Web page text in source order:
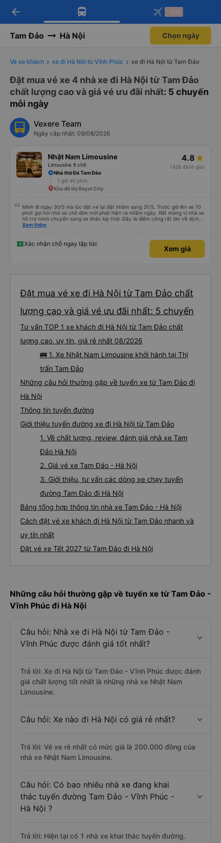
Tải app Vexere ngay!
Nhận ưu đãi thành viên độc
Mở app
Tải app Vexere
-30k/ghế khi đặt vé máy bay qua
Mở app
arrow_back -30k
Tam Đảo Hà Nội Chọn ngày
Vé xe khách xe đi Hà Nội từ Vĩnh Phúc xe đi Hà Nội từ Tam Đảo
Đặt mua vé xe 4 nhà xe đi Hà Nội từ Tam Đảo
chất lượng cao và giá vé ưu đãi nhất: 5 chuyến
mỗi ngày
Vexere Team
Ngày cập nhật: 09/08/2026
Nhật Nam Limousine
Limousine 9 chỗ
4.8
(428 đánh giá)
Nhà thờ Đá Tam Đảo
1 giờ 40 phút
Khu đô thị Royal City
Mình đi ngày 30/5 mà lúc đặt vé lại đặt nhầm sang 31/5. Trước giờ lên xe 10
phút gọi hỏi nhà xe chỗ đón mới phát hiện ra nhầm ngày. Rất mừng vì nhà xe
hỗ trợ mình chuyển sang xe khác kịp thời. Đây là điểm cộng rất lớn về dịch
vụ. Anh tài xế rất tốt bụng, đã giúp mình có một số thông tin hữu ích khi đến
Xem thêm
Xác nhận chỗ ngay lập tức
Xem giá
Đặt mua vé xe đi Hà Nội từ Tam Đảo chất
lượng cao và giá vé ưu đãi nhất: 5 chuyến
Tư vấn TOP 1 xe khách đi Hà Nội từ Tam Đảo chất
lượng cao, uy tín, giá rẻ nhất 08/2026
🚌 1. Xe Nhật Nam Limousine khởi hành tại Thị
trấn Tam Đảo
Những câu hỏi thường gặp về tuyến xe từ Tam Đảo đi
Hà Nội
Thông tin tuyến đường
Giới thiệu tuyến đường xe đi Hà Nội từ Tam Đảo
1. Về chất lượng, review, đánh giá nhà xe Tam
Đảo Hà Nội
2. Giá vé xe Tam Đảo - Hà Nội
3. Giới thiệu, tư vấn các dòng xe chạy tuyến
đường Tam Đảo đi Hà Nội
Bảng tổng hợp thông tin nhà xe Tam Đảo - Hà Nội
Cách đặt vé xe khách đi Hà Nội từ Tam Đảo nhanh và
uy tín nhất
Đặt vé xe Tết 2027 từ Tam Đảo đi Hà Nội
Những câu hỏi thường gặp về tuyến xe từ Tam Đảo -
Vĩnh Phúc đi Hà Nội
Câu hỏi: Nhà xe đi Hà Nội từ Tam Đảo -
Vĩnh Phúc được đánh giá tốt nhất?
Trả lời: Xe đi Hà Nội từ Tam Đảo - Vĩnh Phúc được đánh
giá chất lượng tốt nhất là những nhà xe Nhật Nam
Limousine.
Câu hỏi: Xe nào đi Hà Nội có giá rẻ nhất?
Trả lời: Vé xe rẻ nhất có mức giá là 200.000 đồng của
nhà xe Nhật Nam Limousine.
Câu hỏi: Có bao nhiêu nhà xe đang khai
thác tuyến đường Tam Đảo - Vĩnh Phúc -
Hà Nội ?
Trả lời: Hiện tại có 1 nhà xe khai thác tuyến đường.